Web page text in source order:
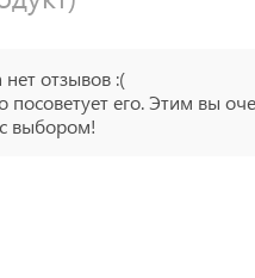
нет отзывов :(
посоветует его. Этим вы
выбором!